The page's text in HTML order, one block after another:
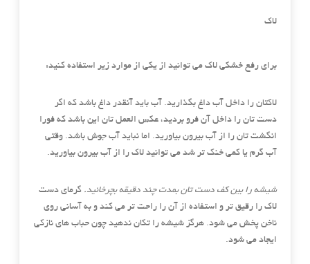
لاک
برای رفع خشکی لاک می توانید از یکی از موارد زیر استفاده کنید:
لاکتان را داخل آب داغ بگذارید. آب باید آنقدر داغ باشد که اگر
دست تان را داخل آن فرو بردید، عکس العمل تان این باشد که فورا
انگشت تان را از آب بیرون بیاورید. اما نباید آب جوش باشد. وقتی
آب گرم یا کمی خنک تر شد می توانید لاک را از آب بیرون بیاورید.
شیشه را بین کف دست تان بمدت چند دقیقه بچرخانید. گرمای دست
لاک را رقیق تر و استفاده از آن را راحت تر می کند و به آسانی روی
ناخن پخش می شود. هرگز شیشه را تکان ندهید چون حباب های نازکی
ایجاد می شود.